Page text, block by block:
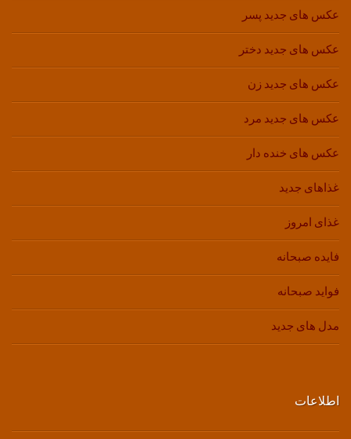
عکس های جدید پسر
عکس های جدید دختر
عکس های جدید زن
عکس های جدید مرد
عکس های خنده دار
غذاهای جدید
غذای امروز
فایده صبحانه
فواید صبحانه
مدل های جدید
اطلاعات